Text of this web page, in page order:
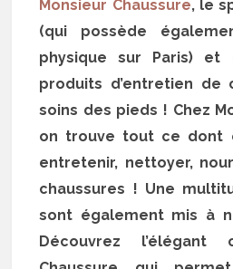
Monsieur Chaussure, le
(qui possède
physique sur Paris)
produits d’entretien de
soins des pieds ! Chez
on trouve tout ce dont
entretenir, nettoyer,
chaussures ! Une
sont également mis à
Découvrez l’élégant